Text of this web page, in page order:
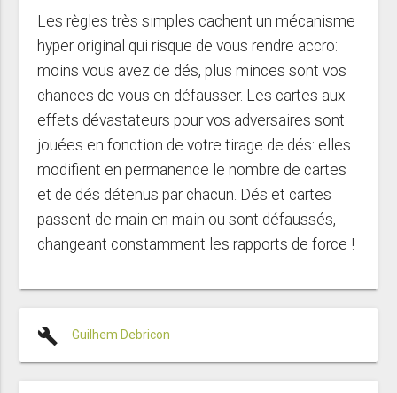
Les règles très simples cachent un mécanisme
hyper original qui risque de vous rendre accro:
moins vous avez de dés, plus minces sont vos
chances de vous en défausser. Les cartes aux
effets dévastateurs pour vos adversaires sont
jouées en fonction de votre tirage de dés: elles
modifient en permanence le nombre de cartes
et de dés détenus par chacun. Dés et cartes
passent de main en main ou sont défaussés,
changeant constamment les rapports de force !
build Guilhem Debricon